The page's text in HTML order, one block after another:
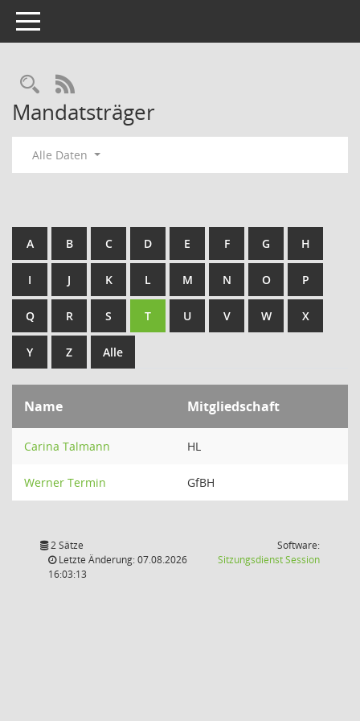
Toggle navigation
Rechercheauswahl
RSS-Feed
Mandatsträger
Alle Daten
A B C D E F G H
I J K L M N O P
Q R S T U V W X
Y Z Alle
Name Mitgliedschaft
Carina Talmann HL
Werner Termin GfBH
2 Sätze
Letzte Änderung: 07.08.2026
16:03:13
Software:
SitzungsdienstSession(Wird in